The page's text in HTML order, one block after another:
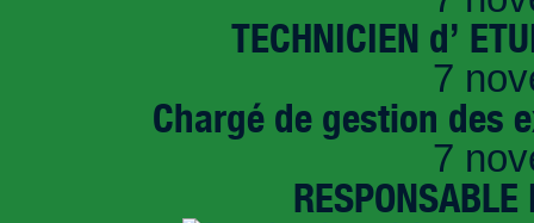
TECHNICIEN d’
7
Chargé de gestion des
7